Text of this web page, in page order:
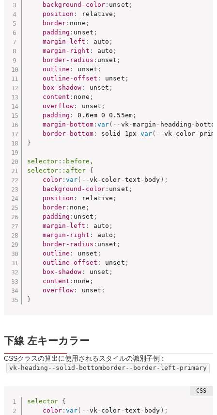
background-color : unset ;
position : relative ;
border : none ;
padding : unset ;
margin-left : auto ;
margin-right : auto ;
border-radius : unset ;
outline : unset ;
outline-offset : unset ;
box-shadow : unset ;
content : none ;
overflow : unset ;
padding : 0.6em 0 0.55em;
margin-bottom: var( --vk-margin-headding-
border-bottom: solid 1px var( --vk-color-
}
selector::before,
selector::after {
color :var( --vk-color-text-body ) ;
background-color : unset ;
position : relative ;
border : none ;
padding : unset ;
margin-left : auto ;
margin-right : auto ;
border-radius : unset ;
outline : unset ;
outline-offset : unset ;
box-shadow : unset ;
content : none ;
overflow : unset ;
}
下線 左キーカラー
CSSクラスの算出に使用されるスタイルの識別子例 :
vk-heading--solid-bottomborder--border-left-primary
selector {
color :var( --vk-color-text-body ) ;